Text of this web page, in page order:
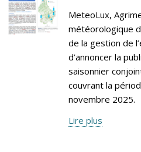
MeteoLux,
météorologique
de la gestion de
d’annoncer la
saisonnier
couvrant la
novembre 2025.
Lire plus